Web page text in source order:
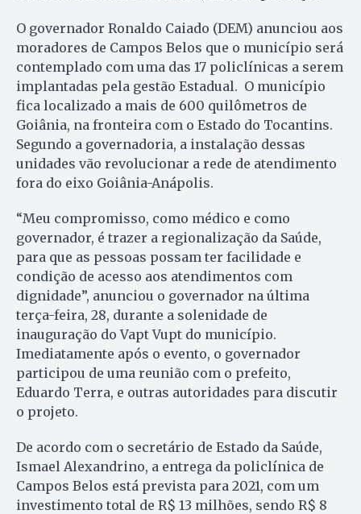
O governador Ronaldo Caiado (DEM) anunciou aos
moradores de Campos Belos que o município será
contemplado com uma das 17 policlínicas a serem
implantadas pela gestão Estadual. O município
fica localizado a mais de 600 quilômetros de
Goiânia, na fronteira com o Estado do Tocantins.
Segundo a governadoria, a instalação dessas
unidades vão revolucionar a rede de atendimento
fora do eixo Goiânia-Anápolis.
“Meu compromisso, como médico e como
governador, é trazer a regionalização da Saúde,
para que as pessoas possam ter facilidade e
condição de acesso aos atendimentos com
dignidade”, anunciou o governador na última
terça-feira, 28, durante a solenidade de
inauguração do Vapt Vupt do município.
Imediatamente após o evento, o governador
participou de uma reunião com o prefeito,
Eduardo Terra, e outras autoridades para discutir
o projeto.
De acordo com o secretário de Estado da Saúde,
Ismael Alexandrino, a entrega da policlínica de
Campos Belos está prevista para 2021, com um
investimento total de R$ 13 milhões, sendo R$ 8